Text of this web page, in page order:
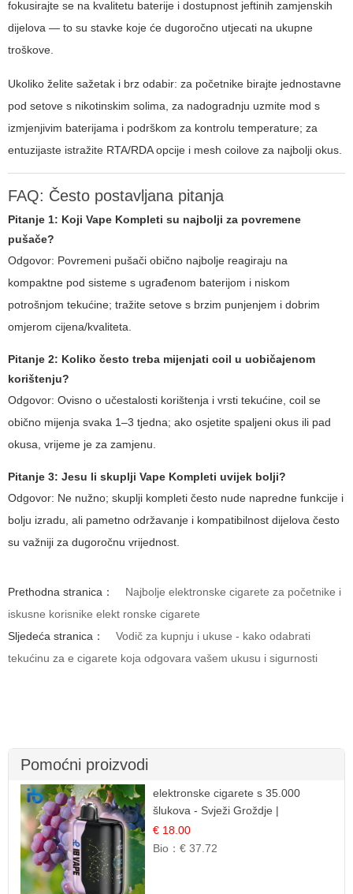
fokusirajte se na kvalitetu baterije i dostupnost jeftinih zamjenskih
dijelova — to su stavke koje će dugoročno utjecati na ukupne
troškove.
Ukoliko želite sažetak i brz odabir: za početnike birajte jednostavne
pod setove s nikotinskim solima, za nadogradnju uzmite mod s
izmjenjivim baterijama i podrškom za kontrolu temperature; za
entuzijaste istražite RTA/RDA opcije i mesh coilove za najbolji okus.
FAQ: Često postavljana pitanja
Pitanje 1: Koji Vape Kompleti su najbolji za povremene
pušače?
Odgovor: Povremeni pušači obično najbolje reagiraju na
kompaktne pod sisteme s ugrađenom baterijom i niskom
potrošnjom tekućine; tražite setove s brzim punjenjem i dobrim
omjerom cijena/kvaliteta.
Pitanje 2: Koliko često treba mijenjati coil u uobičajenom
korištenju?
Odgovor: Ovisno o učestalosti korištenja i vrsti tekućine, coil se
obično mijenja svaka 1–3 tjedna; ako osjetite spaljeni okus ili pad
okusa, vrijeme je za zamjenu.
Pitanje 3: Jesu li skuplji Vape Kompleti uvijek bolji?
Odgovor: Ne nužno; skuplji kompleti često nude napredne funkcije i
bolju izradu, ali pametno održavanje i kompatibilnost dijelova često
su važniji za dugoročnu vrijednost.
Prethodna stranica：
Najbolje elektronske cigarete za početnike i
iskusne korisnike elekt ronske cigarete
Sljedeća stranica：
Vodič za kupnju i ukuse - kako odabrati
tekućinu za e cigarete koja odgovara vašem ukusu i sigurnosti
Pomoćni proizvodi
elektronske cigarete s 35.000
šlukova - Svježi Groždje |
Osježavajuća Voćna Aroma
€ 18.00
Bio：€ 37.72